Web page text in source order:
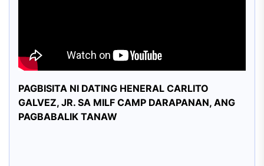
PAGBISITA NI DATING HENERAL CARLITO
GALVEZ, JR. SA MILF CAMP DARAPANAN, ANG
PAGBABALIK TANAW